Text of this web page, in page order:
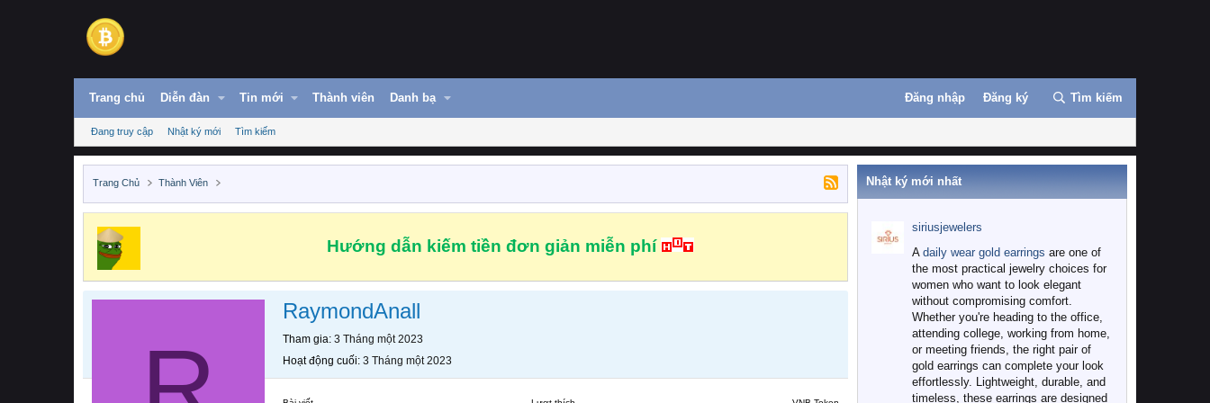
Trang chủ Diễn đàn Tin mới Thành viên Danh bạ Đăng nhập Đăng ký Tìm kiếm
Đang truy cập Nhật ký mới Tìm kiếm
Trang Chủ Thành Viên
Hướng dẫn kiếm tiền đơn giản miễn phí
RaymondAnall
Tham gia 3 Tháng một 2023
Hoạt động cuối 3 Tháng một 2023
Nhật ký mới nhất
siriusjewelers
A daily wear gold earrings are one of
the most practical jewelry choices for
women who want to look elegant
without compromising comfort.
Whether you're heading to the office,
attending college, working from home,
or meeting friends, the right pair of
gold earrings can complete your look
effortlessly. Lightweight, durable, and
timeless, these earrings are designed